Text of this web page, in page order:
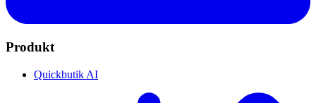
Produkt
Quickbutik AI